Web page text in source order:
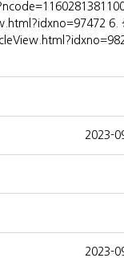
6.
2023-
2023-